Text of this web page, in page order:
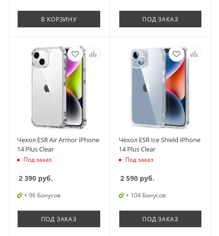
В КОРЗИНУ ПОД ЗАКАЗ
Чехол ESR Air Armor iPhone
14 Plus Clear
Под заказ
2 390 руб.
+ 96 Бонусов
ПОД ЗАКАЗ
Чехол ESR Ice Shield iPhone
14 Plus Clear
Под заказ
2 590руб.
+ 104 Бонусов
ПОД ЗАКАЗ